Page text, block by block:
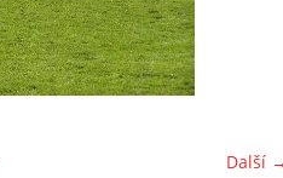
Další →